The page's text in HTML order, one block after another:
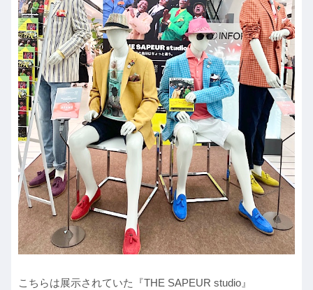
こちらは展示されていた『THE SAPEUR studio』